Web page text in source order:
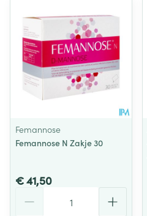
Femannose
Femannose N Zakje 30
€ 41,50